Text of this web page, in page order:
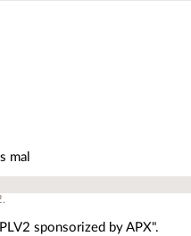
mal
.
sponsorized by APX".